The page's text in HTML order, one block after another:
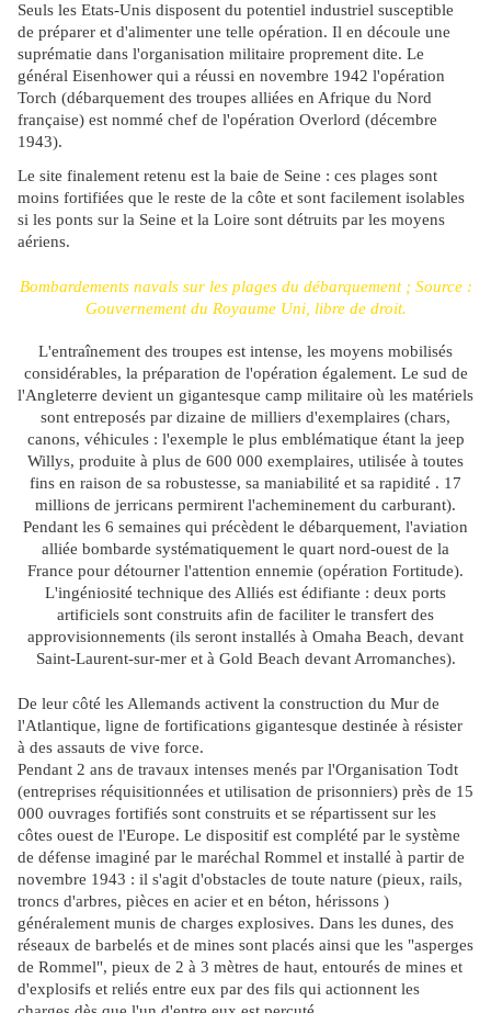
Seuls les Etats-Unis disposent du potentiel industriel susceptible
de préparer et d'alimenter une telle opération. Il en découle une
suprématie dans l'organisation militaire proprement dite. Le
général Eisenhower qui a réussi en novembre 1942 l'opération
Torch (débarquement des troupes alliées en Afrique du Nord
française) est nommé chef de l'opération Overlord (décembre
1943).
Le site finalement retenu est la baie de Seine : ces plages sont
moins fortifiées que le reste de la côte et sont facilement isolables
si les ponts sur la Seine et la Loire sont détruits par les moyens
aériens.
Bombardements navals sur les plages du débarquement ; Source :
Gouvernement du Royaume Uni, libre de droit.
L'entraînement des troupes est intense, les moyens mobilisés
considérables, la préparation de l'opération également. Le sud de
l'Angleterre devient un gigantesque camp militaire où les matériels
sont entreposés par dizaine de milliers d'exemplaires (chars,
canons, véhicules : l'exemple le plus emblématique étant la jeep
Willys, produite à plus de 600 000 exemplaires, utilisée à toutes
fins en raison de sa robustesse, sa maniabilité et sa rapidité . 17
millions de jerricans permirent l'acheminement du carburant).
Pendant les 6 semaines qui précèdent le débarquement, l'aviation
alliée bombarde systématiquement le quart nord-ouest de la
France pour détourner l'attention ennemie (opération Fortitude).
L'ingéniosité technique des Alliés est édifiante : deux ports
artificiels sont construits afin de faciliter le transfert des
approvisionnements (ils seront installés à Omaha Beach, devant
Saint-Laurent-sur-mer et à Gold Beach devant Arromanches).
De leur côté les Allemands activent la construction du Mur de
l'Atlantique, ligne de fortifications gigantesque destinée à résister
à des assauts de vive force.
Pendant 2 ans de travaux intenses menés par l'Organisation Todt
(entreprises réquisitionnées et utilisation de prisonniers) près de 15
000 ouvrages fortifiés sont construits et se répartissent sur les
côtes ouest de l'Europe. Le dispositif est complété par le système
de défense imaginé par le maréchal Rommel et installé à partir de
novembre 1943 : il s'agit d'obstacles de toute nature (pieux, rails,
troncs d'arbres, pièces en acier et en béton, hérissons )
généralement munis de charges explosives. Dans les dunes, des
réseaux de barbelés et de mines sont placés ainsi que les "asperges
de Rommel", pieux de 2 à 3 mètres de haut, entourés de mines et
d'explosifs et reliés entre eux par des fils qui actionnent les